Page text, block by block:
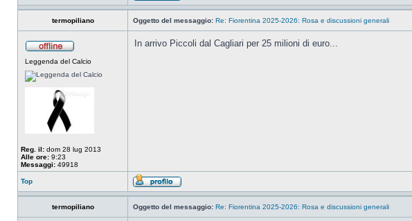
termopiliano Oggetto del messaggio: Re: Fiorentina 2025-2026: Rosa e discussioni generali
Leggenda del Calcio
Reg. il: dom 28 lug 2013
Alle ore: 9:23
Messaggi: 49918
In arrivo Piccoli dal Cagliari per 25 milioni di euro...
Top
termopiliano Oggetto del messaggio: Re: Fiorentina 2025-2026: Rosa e discussioni generali